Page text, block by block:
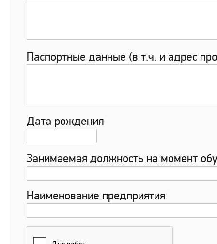
Паспортные данные (в т.ч. и адрес
Дата рождения
Занимаемая должность на момент
Наименование предприятия